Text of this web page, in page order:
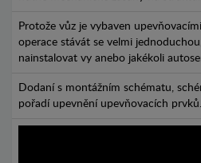
Protože vůz je vybaven
operace stávát se velmi
nainstalovat vy anebo jakékoli
Dodaní s montážním schématu,
pořadí upevnění upevňovacích prvků.